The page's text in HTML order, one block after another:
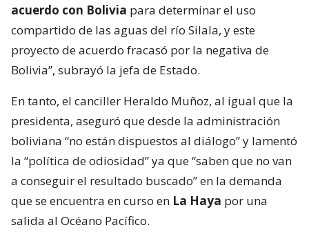
acuerdo con Bolivia para determinar el uso
compartido de las aguas del río Silala, y este
proyecto de acuerdo fracasó por la negativa de
Bolivia”, subrayó la jefa de Estado.
En tanto, el canciller Heraldo Muñoz, al igual que la
presidenta, aseguró que desde la administración
boliviana “no están dispuestos al diálogo” y lamentó
la “política de odiosidad” ya que “saben que no van
a conseguir el resultado buscado” en la demanda
que se encuentra en curso en La Haya por una
salida al Océano Pacífico.